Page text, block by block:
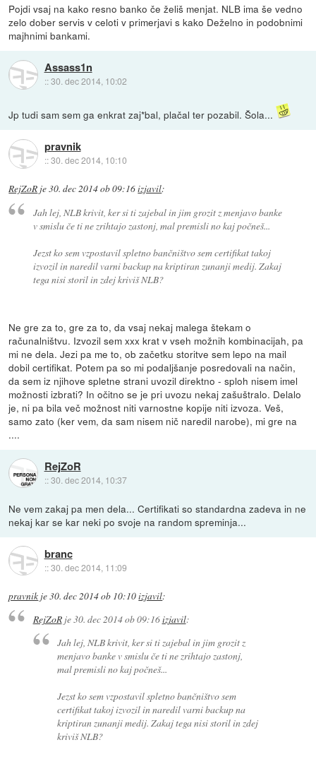
Pojdi vsaj na kako resno banko če želiš menjat. NLB ima še vedno
zelo dober servis v celoti v primerjavi s kako Deželno in podobnimi
majhnimi bankami.
Assass1n
::30. dec 2014, 10:02
Jp tudi sam sem ga enkrat zaj*bal, plačal ter pozabil. Šola...
pravnik
::30. dec 2014, 10:10
RejZoR je30. dec 2014 ob 09:16izjavil:
Jah lej, NLB krivit, ker si ti zajebal in jim grozit z menjavo banke
v smislu če ti ne zrihtajo zastonj, mal premisli no kaj počneš...
Jezst ko sem vzpostavil spletno bančništvo sem certifikat takoj
izvozil in naredil varni backup na kriptiran zunanji medij. Zakaj
tega nisi storil in zdej kriviš NLB?
Ne gre za to, gre za to, da vsaj nekaj malega štekam o
računalništvu. Izvozil sem xxx krat v vseh možnih kombinacijah, pa
mi ne dela. Jezi pa me to, ob začetku storitve sem lepo na mail
dobil certifikat. Potem pa so mi podaljšanje posredovali na način,
da sem iz njihove spletne strani uvozil direktno - sploh nisem imel
možnosti izbrati? In očitno se je pri uvozu nekaj zašuštralo. Delalo
je, ni pa bila več možnost niti varnostne kopije niti izvoza. Veš,
samo zato (ker vem, da sam nisem nič naredil narobe), mi gre na
....
RejZoR
::30. dec 2014, 10:37
Ne vem zakaj pa men dela... Certifikati so standardna zadeva in ne
nekaj kar se kar neki po svoje na random spreminja...
branc
::30. dec 2014, 11:09
pravnik je30. dec 2014 ob 10:10izjavil:
RejZoRje30. dec 2014 ob 09:16izjavil:
Jah lej, NLB krivit, ker si ti zajebal in jim grozit z
menjavo banke v smislu če ti ne zrihtajo zastonj,
mal premisli no kaj počneš...
Jezst ko sem vzpostavil spletno bančništvo sem
certifikat takoj izvozil in naredil varni backup na
kriptiran zunanji medij. Zakaj tega nisi storil in zdej
kriviš NLB?